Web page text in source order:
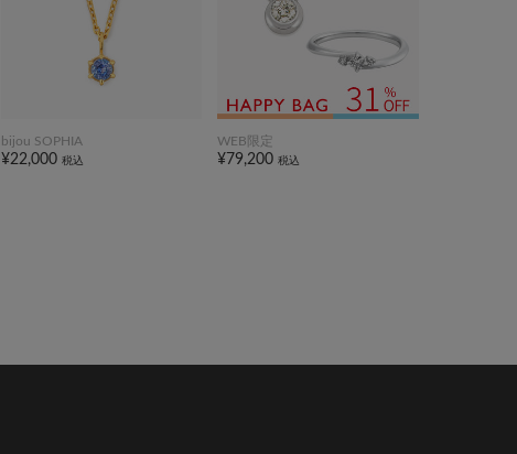
bijou SOPHIA
¥22,000 税込
WEB限定
¥79,200税込